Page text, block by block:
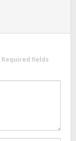
Required fields